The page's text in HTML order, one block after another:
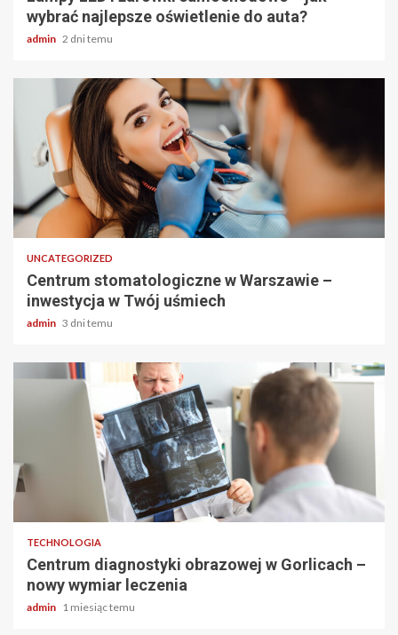
wybrać najlepsze oświetlenie do auta?
admin 2 dni temu
2 min odczytu
UNCATEGORIZED
Centrum stomatologiczne w Warszawie –
inwestycja w Twój uśmiech
admin 3 dni temu
TECHNOLOGIA
Centrum diagnostyki obrazowej w Gorlicach –
nowy wymiar leczenia
admin 1 miesiąc temu